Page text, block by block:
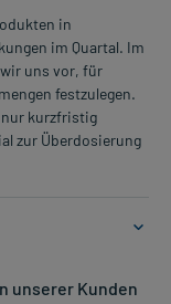
in
im Quartal. Im
uns vor, für
festzulegen.
kurzfristig
zur Überdosierung
(Sodbrennen,
unserer Kunden